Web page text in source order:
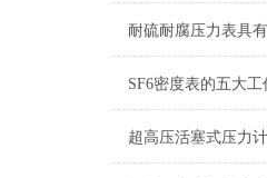
SF6密度表的五大